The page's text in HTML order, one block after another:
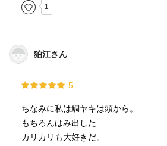
『初春長屋英語問答』
『天ぬき食べたか』
『ビーチバレーかスイクラか』
『生ビールへの道』
1
狛江さん
5
ちなみに私は鯛ヤキは頭から。
もちろんはみ出した
カリカリも大好きだ。